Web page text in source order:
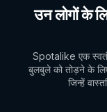
उन लोगों के
Spotalike एक
बुलबुले को तोड़ने के
जिन्हें